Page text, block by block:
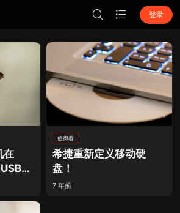
登录
在
值得看
希捷重新定义移动硬
盘！
7 年前